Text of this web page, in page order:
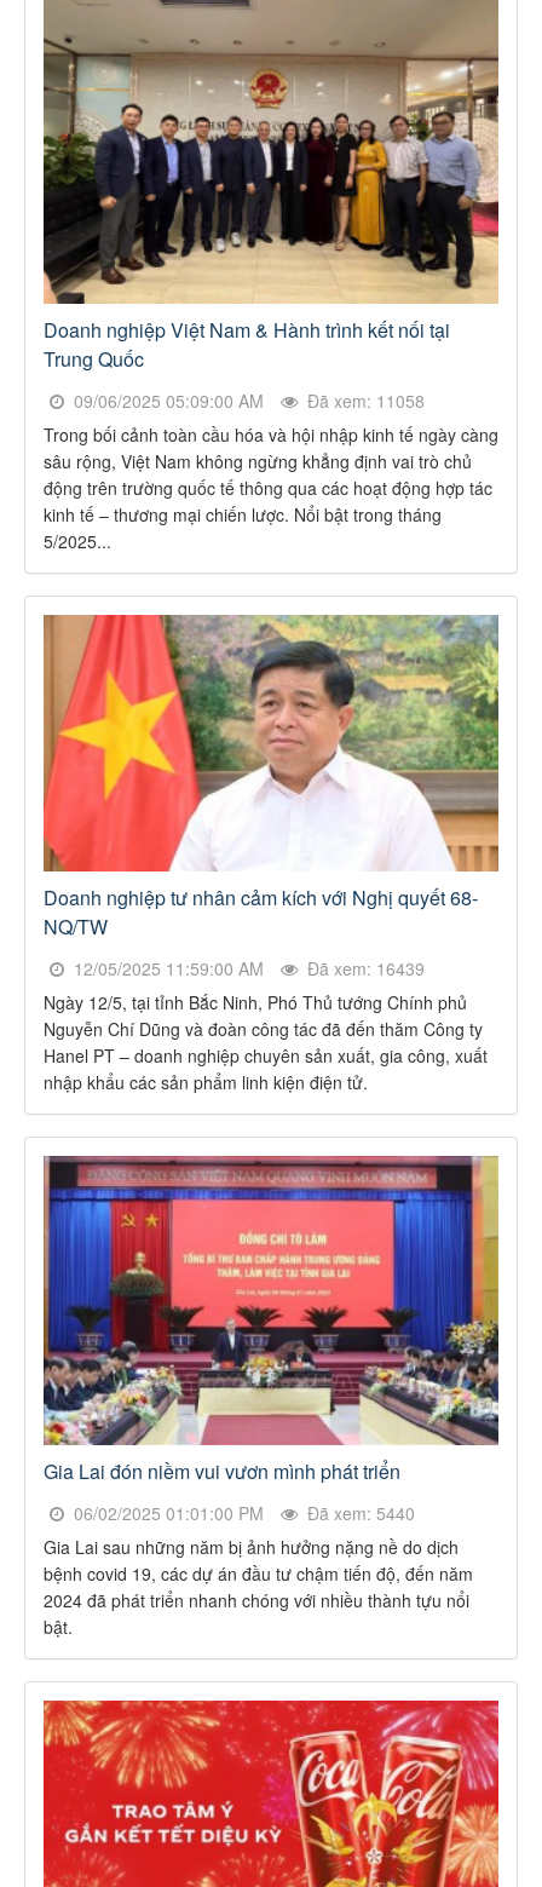
Doanh nghiệp Việt Nam & Hành trình kết nối tại
Trung Quốc
09/06/2025 05:09:00 AM
Đã xem: 11058
Trong bối cảnh toàn cầu hóa và hội nhập kinh tế ngày càng
sâu rộng, Việt Nam không ngừng khẳng định vai trò chủ
động trên trường quốc tế thông qua các hoạt động hợp tác
kinh tế – thương mại chiến lược. Nổi bật trong tháng
5/2025...
Doanh nghiệp tư nhân cảm kích với Nghị quyết 68-
NQ/TW
12/05/2025 11:59:00 AM
Đã xem: 16439
Ngày 12/5, tại tỉnh Bắc Ninh, Phó Thủ tướng Chính phủ
Nguyễn Chí Dũng và đoàn công tác đã đến thăm Công ty
Hanel PT – doanh nghiệp chuyên sản xuất, gia công, xuất
nhập khẩu các sản phẩm linh kiện điện tử.
Gia Lai đón niềm vui vươn mình phát triển
06/02/2025 01:01:00 PM
Đã xem: 5440
Gia Lai sau những năm bị ảnh hưởng nặng nề do dịch
bệnh covid 19, các dự án đầu tư chậm tiến độ, đến năm
2024 đã phát triển nhanh chóng với nhiều thành tựu nổi
bật.